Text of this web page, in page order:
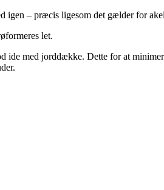
igen – præcis ligesom det gælder for
let.
ide med jorddække. Dette for at